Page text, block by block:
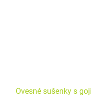
Ovesné sušenky s